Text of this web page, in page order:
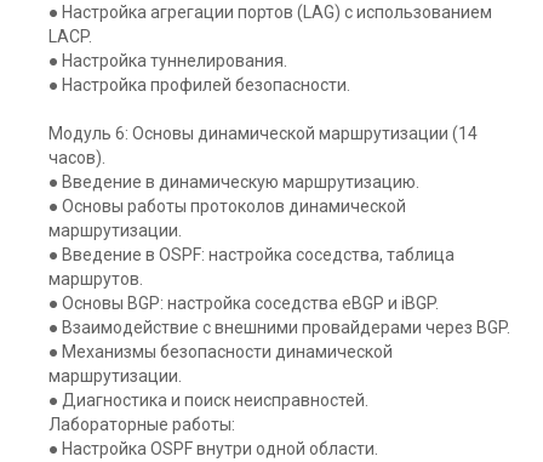
● Настройка агрегации портов (LAG) с использованием
LACP.
● Настройка туннелирования.
● Настройка профилей безопасности.
Модуль 6: Основы динамической маршрутизации (14
часов).
● Введение в динамическую маршрутизацию.
● Основы работы протоколов динамической
маршрутизации.
● Введение в OSPF: настройка соседства, таблица
маршрутов.
● Основы BGP: настройка соседства eBGP и iBGP.
● Взаимодействие с внешними провайдерами через BGP.
● Механизмы безопасности динамической
маршрутизации.
● Диагностика и поиск неисправностей.
Лабораторные работы:
● Настройка OSPF внутри одной области.